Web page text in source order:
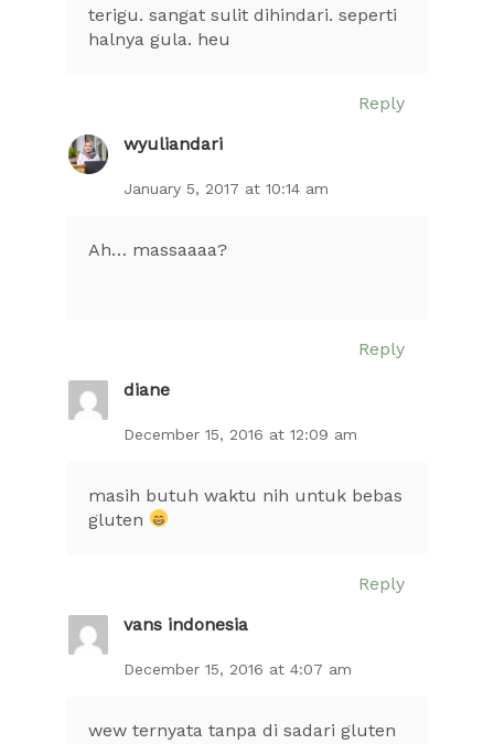
terigu. sangat sulit dihindari. seperti
halnya gula. heu
Reply
wyuliandari
January 5, 2017 at 10:14 am
Ah… massaaaa?
Reply
diane
December 15, 2016 at 12:09 am
masih butuh waktu nih untuk bebas
gluten
Reply
vans indonesia
December 15, 2016 at 4:07 am
wew ternyata tanpa di sadari gluten